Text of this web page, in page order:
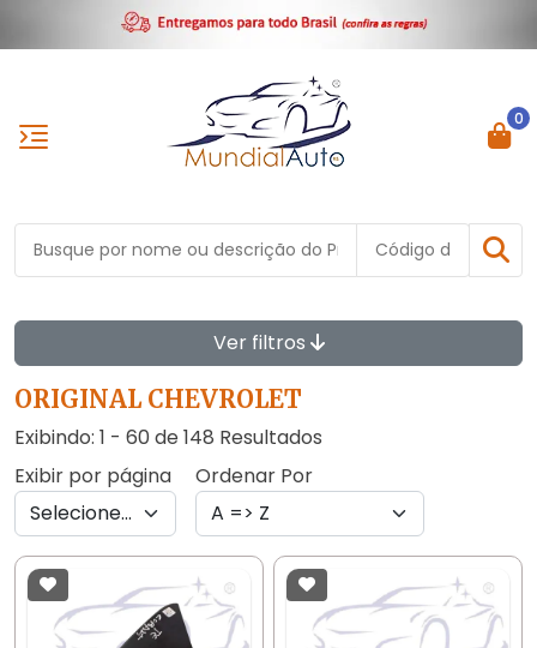
0
Ver filtros
ORIGINAL CHEVROLET
Exibindo: 1 - 60 de 148 Resultados
Exibir por página
Ordenar Por